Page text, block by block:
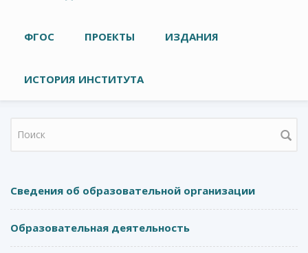
ФГОС ПРОЕКТЫ ИЗДАНИЯ
ИСТОРИЯ ИНСТИТУТА
Форма поиска
Сведения об образовательной организации
Образовательная деятельность